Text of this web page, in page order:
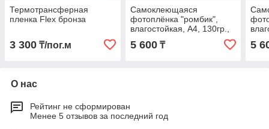
Термотрансферная
пленка Flex бронза
3 300 ₸/пог.м
Самоклеющаяся
фотоплёнка "ромбик",
влагостойкая, А4, 130гр.,
5 600₸ 5
О нас
Рейтинг не сформирован
Менее 5 отзывов за последний год